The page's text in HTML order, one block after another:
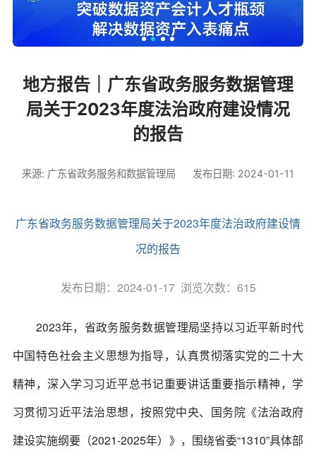
地方报告｜广东省政务服务数据管理
局关于2023年度法治政府建设情况
的报告
来源: 广东省政务服务和数据管理局 发布日期: 2024-01-11
广东省政务服务数据管理局关于2023年度法治政府建设情
况的报告
发布日期：2024-01-17 浏览次数： 615
2023年，省政务服务数据管理局坚持以习近平新时代
中国特色社会主义思想为指导，认真贯彻落实党的二十大
精神，深入学习习近平总书记重要讲话重要指示精神，学
习贯彻习近平法治思想，按照党中央、国务院《法治政府
建设实施纲要（2021-2025年）》，围绕省委“1310”具体部